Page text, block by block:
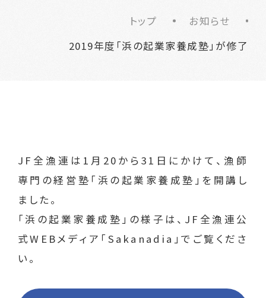
トップ
お知らせ
2019年度「浜の起業家養成塾」が修了
JF全漁連は1月20から31日にかけて、漁師
専門の経営塾「浜の起業家養成塾」を開講し
ました。
「浜の起業家養成塾」の様子は、JF全漁連公
式WEBメディア「Sakanadia」でご覧くださ
い。